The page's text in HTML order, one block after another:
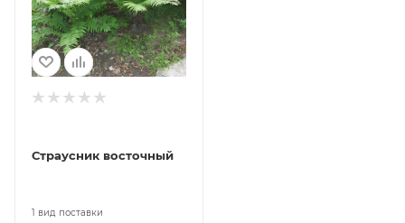
Страусник восточный
1 вид поставки